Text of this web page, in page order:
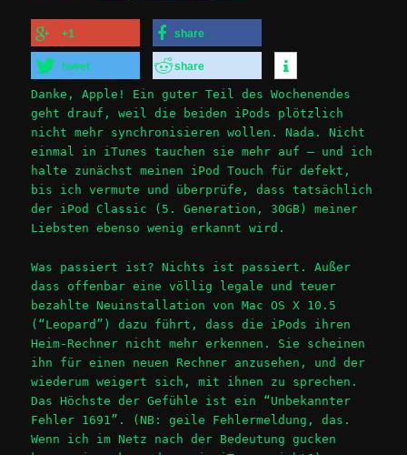
+1 share
tweet share
Danke, Apple! Ein guter Teil des Wochenendes
geht drauf, weil die beiden iPods plötzlich
nicht mehr synchronisieren wollen. Nada. Nicht
einmal in iTunes tauchen sie mehr auf – und ich
halte zunächst meinen iPod Touch für defekt,
bis ich vermute und überprüfe, dass tatsächlich
der iPod Classic (5. Generation, 30GB) meiner
Liebsten ebenso wenig erkannt wird.
Was passiert ist? Nichts ist passiert. Außer
dass offenbar eine völlig legale und teuer
bezahlte Neuinstallation von Mac OS X 10.5
(“Leopard”) dazu führt, dass die iPods ihren
Heim-Rechner nicht mehr erkennen. Sie scheinen
ihn für einen neuen Rechner anzusehen, und der
wiederum weigert sich, mit ihnen zu sprechen.
Das Höchste der Gefühle ist ein “Unbekannter
Fehler 1691”. (NB: geile Fehlermeldung, das.
Wenn ich im Netz nach der Bedeutung gucken